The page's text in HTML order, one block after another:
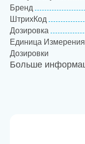
Бренд
ШтрихКод
Дозировка
Единица Измерения
Дозировки
Товарная категория
Больше